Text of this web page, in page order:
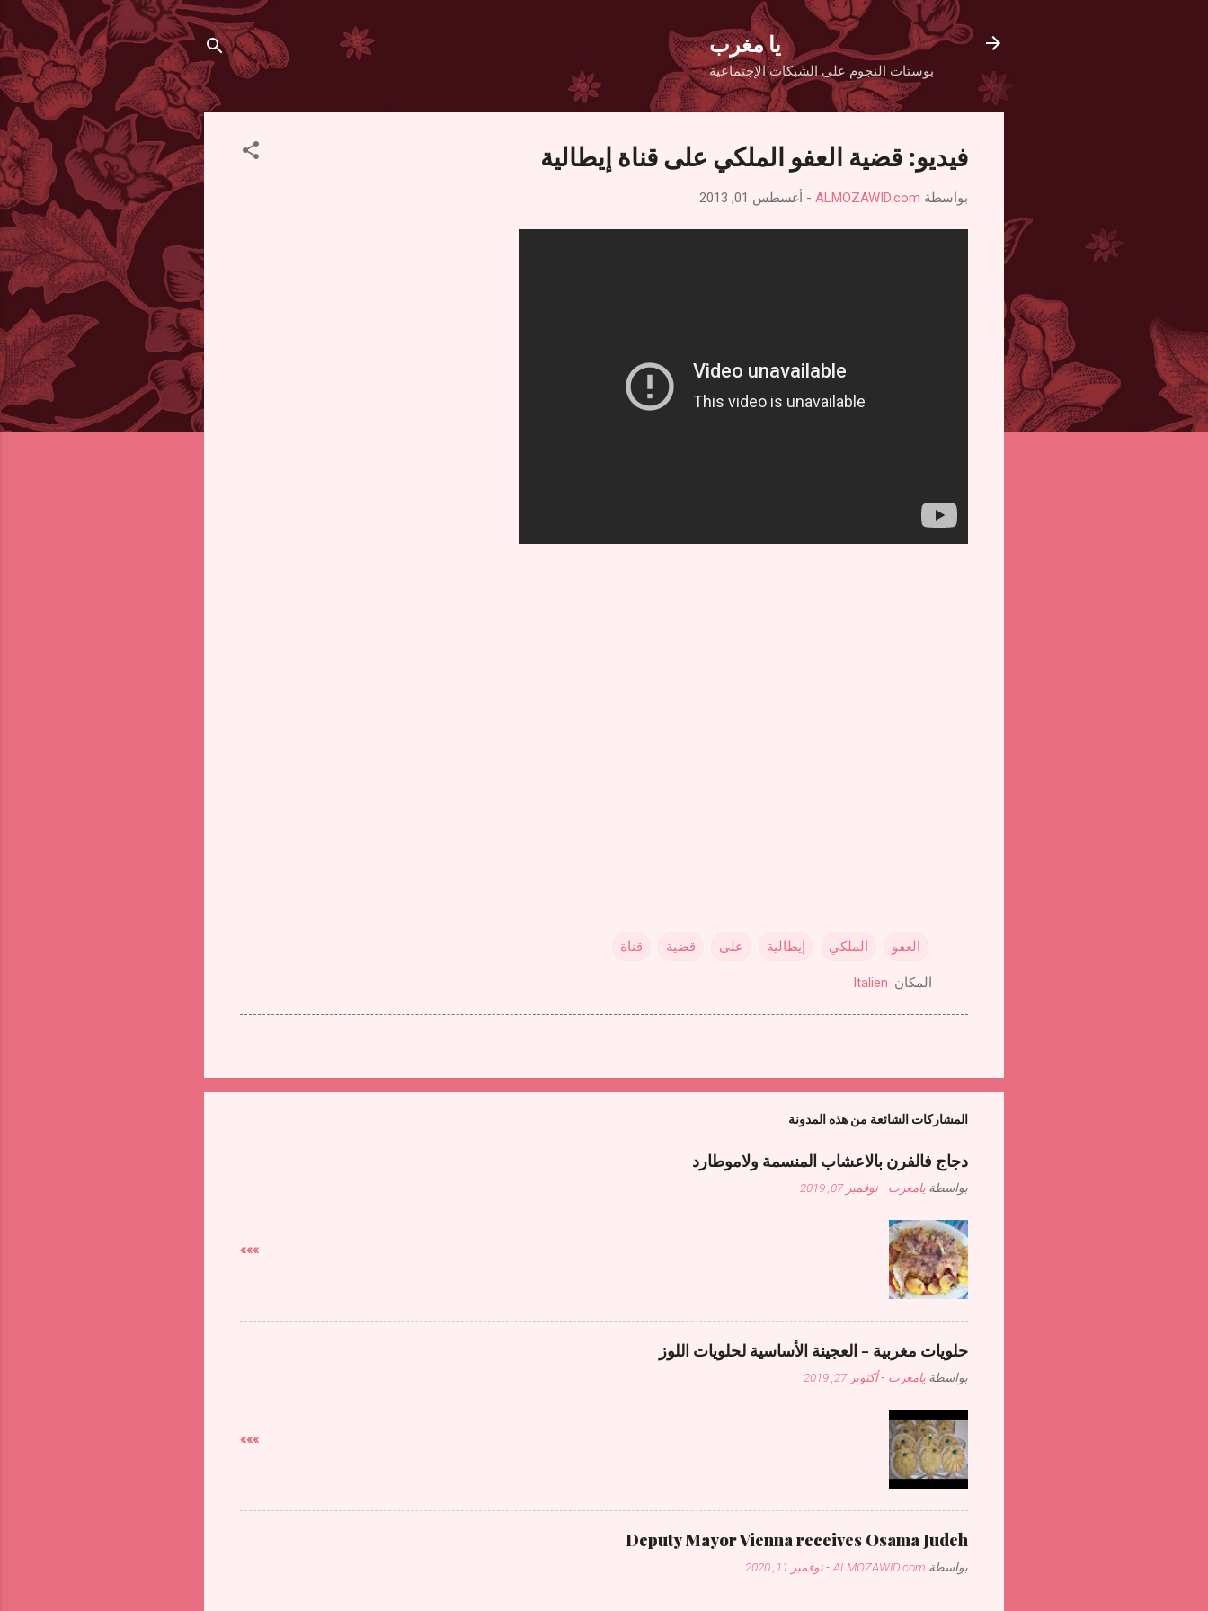
يا مغرب
بوستات النجوم على الشبكات الإجتماعية
فيديو: قضية العفو الملكي على قناة إيطالية
بواسطة ALMOZAWID.com
- أغسطس 01, 2013
العفو الملكي إيطالية على قضية قناة
المكان: Italien
المشاركات الشائعة من هذه المدونة
دجاج فالفرن بالاعشاب المنسمة ولاموطارد
بواسطة يامغرب -نوفمبر 07, 2019
»»»
حلويات مغربية - العجينة الأساسية لحلويات اللوز
بواسطة يامغرب -أكتوبر 27, 2019
»»»
Deputy Mayor Vienna receives Osama Judeh
بواسطة ALMOZAWID.com
-نوفمبر 11, 2020